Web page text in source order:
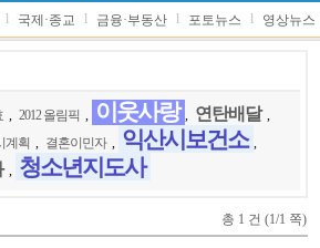
l 국제·종교 l 금융·부동산 l 포토뉴스 l 영상뉴스
2012 올림픽 이웃사랑 연탄배달
계획 결혼이민자 익산시보건소
청소년지도사
총 1 건 (1/1 쪽)